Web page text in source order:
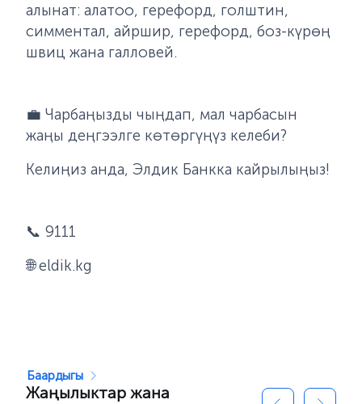
алынат: алатоо, герефорд, голштин,
симментал, айршир, герефорд, боз-күрөң
швиц жана галловей.
💼 Чарбаңызды чыңдап, мал чарбасын
жаңы деңгээлге көтөргүңүз келеби?
Келиңиз анда, Элдик Банкка кайрылыңыз!
📞 9111
🌐eldik.kg
Жаңылыктар жана
Баардыгы